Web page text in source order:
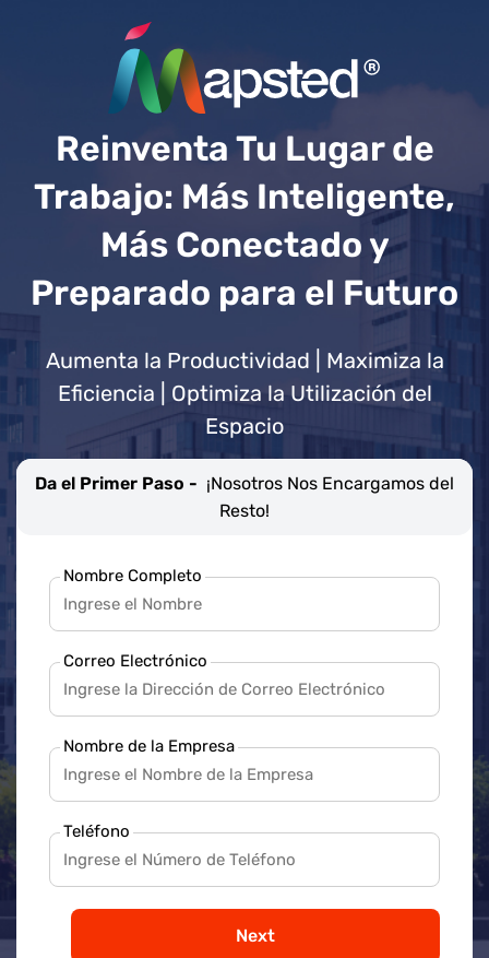
Reinventa Tu Lugar de
Trabajo: Más Inteligente,
Más Conectado y
Preparado para el Futuro
Aumenta la Productividad | Maximiza la
Eficiencia | Optimiza la Utilización del
Espacio
Da el Primer Paso - ¡Nosotros Nos Encargamos del
Resto!
Nombre Completo
Correo Electrónico
Nombre de la Empresa
Teléfono
Next